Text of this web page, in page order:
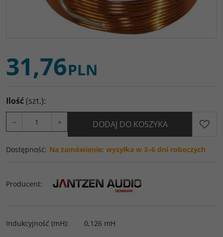
31,76PLN
Ilość(szt.):
− + DODAJ DO KOSZYKA
Dostępność: Na zamówienie: wysyłka w 3–6 dni roboczych
Producent:
Indukcyjność (mH):
0,126 mH